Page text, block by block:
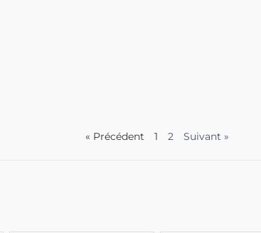
« Précédent 1 2 Suivant »